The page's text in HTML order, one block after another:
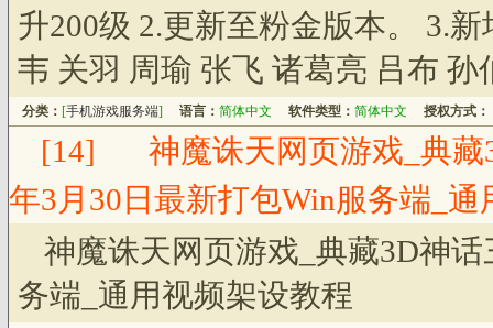
升200级 2.更新至粉金版本。 3.
韦 关羽 周瑜 张飞 诸葛亮 吕布
分类： [手机游戏服务端] 语言： 简体中文 软件类型： 简体中文 授权方式：
[14]
神魔诛天网页游戏_典
年3月30日最新打包Win服务端_通
神魔诛天网页游戏_典藏3D神
务端_通用视频架设教程